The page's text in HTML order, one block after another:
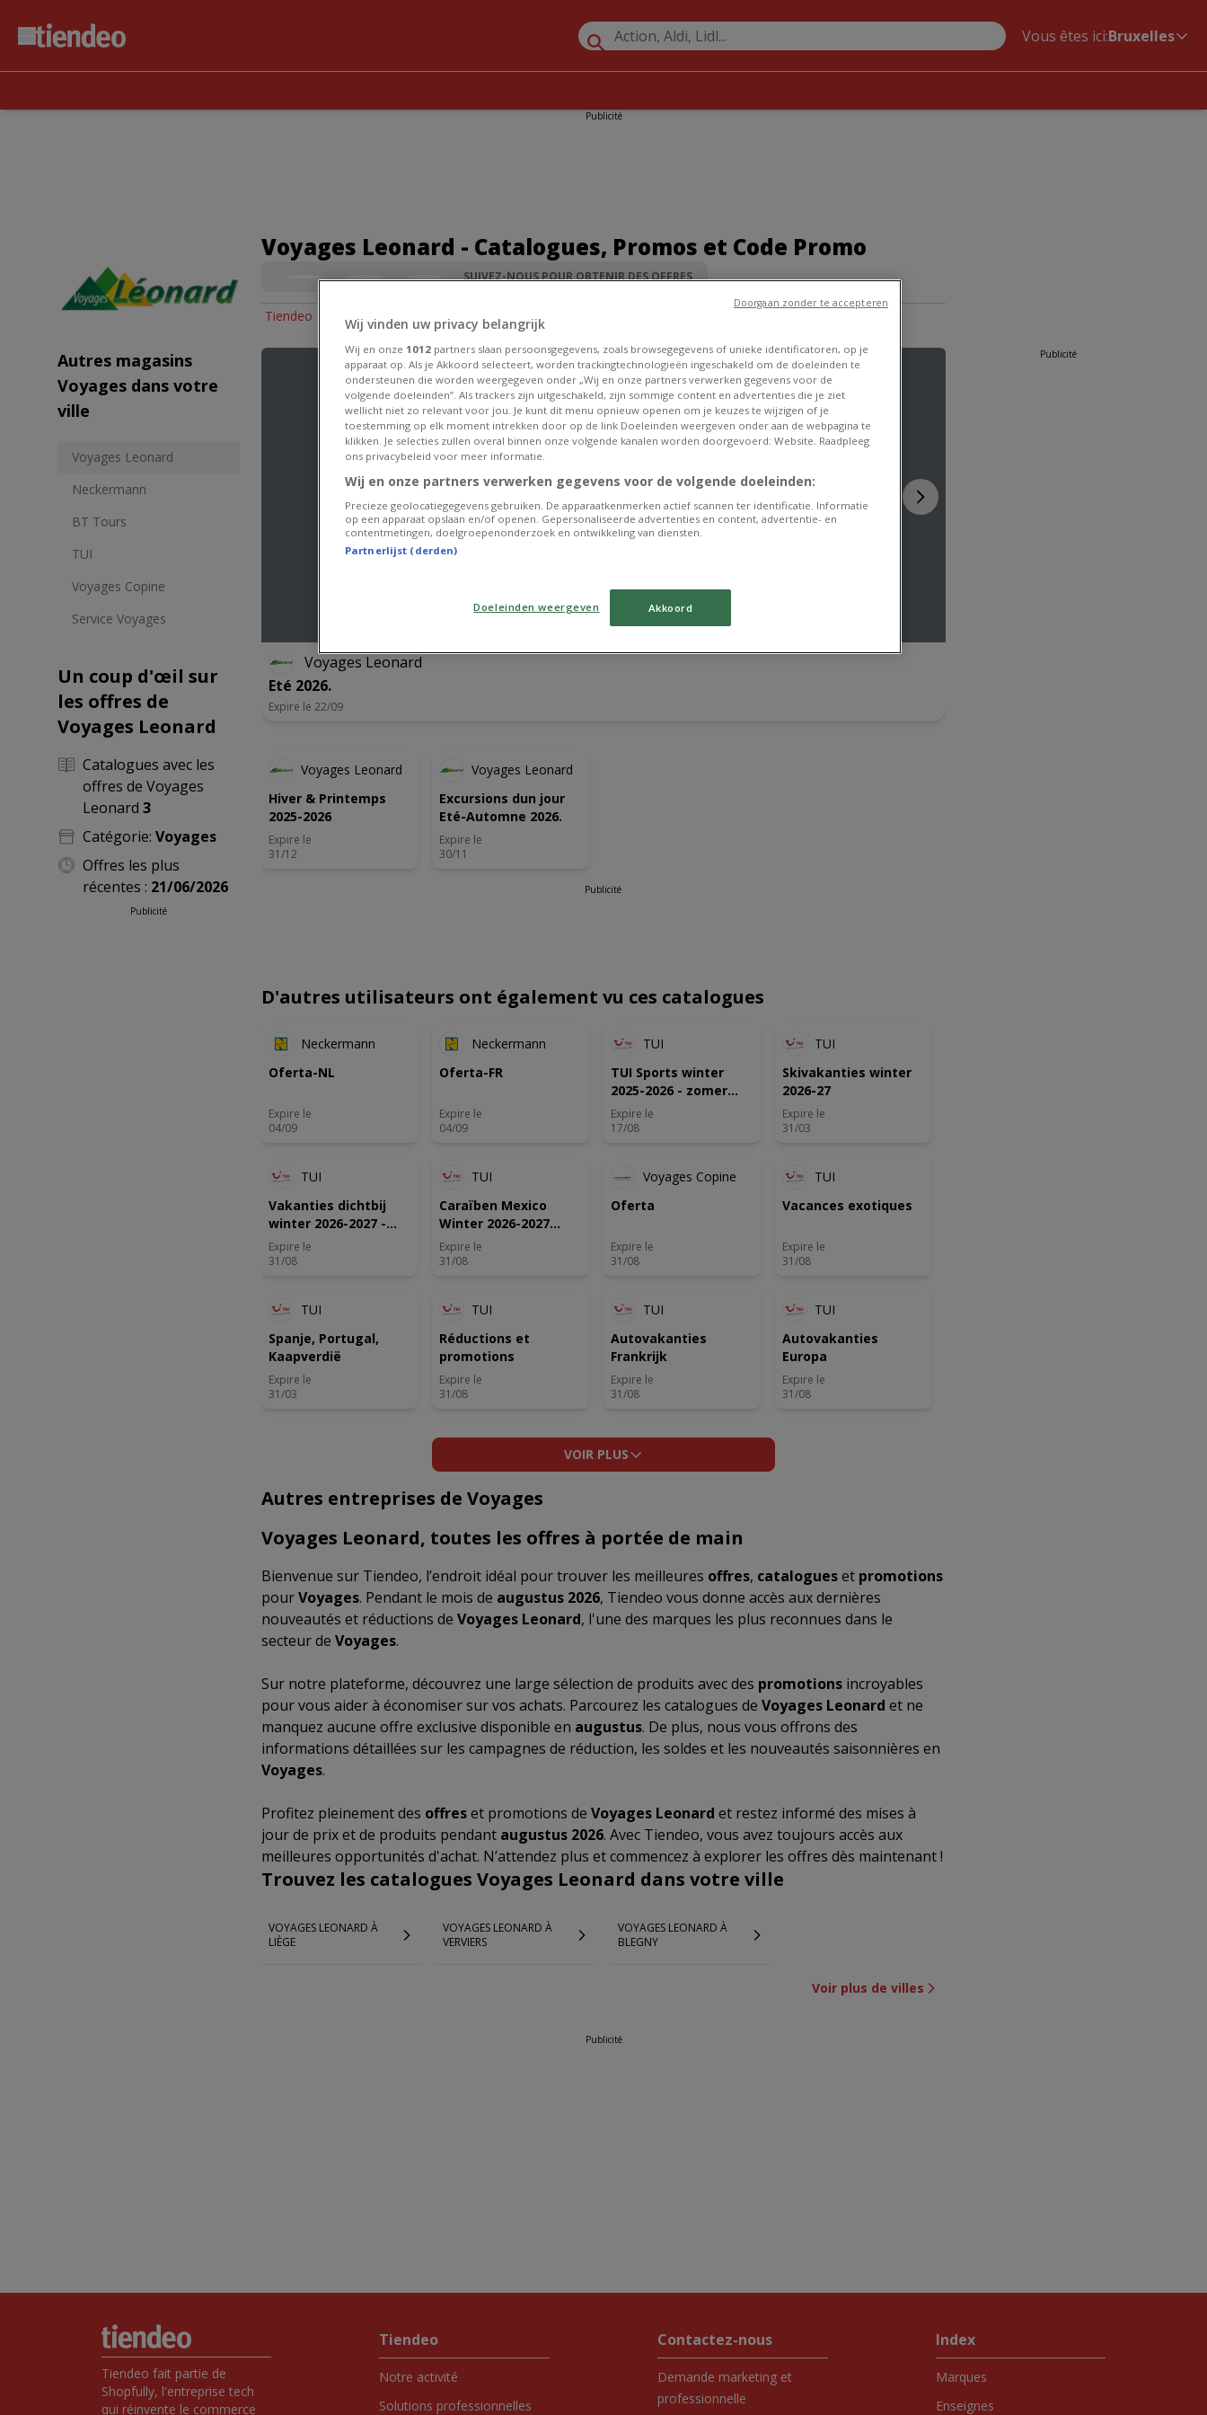
Vous êtes ici:Bruxelles
Publicité
Voyages Leonard - Catalogues, Promos et Code Promo
SUIVEZ-NOUS POUR OBTENIR DES OFFRES
Tiendeo Offres Voyages à proximité » Voyages Leonard
Autres magasins
Voyages dans votre
ville
Voyages Leonard
Neckermann
BT Tours
TUI
Voyages Copine
Service Voyages
Un coup d'œil sur
les offres de
Voyages Leonard
Catalogues avec les
offres de Voyages
Leonard 3
Catégorie: Voyages
Offres les plus
récentes : 21/06/2026
Publicité
Voyages Leonard
Eté 2026.
Expire le 22/09
Voyages Leonard
Hiver & Printemps
2025-2026
Expire le
31/12
Voyages Leonard
Excursions dun jour
Eté-Automne 2026.
Expire le
30/11
Publicité
D'autres utilisateurs ont également vu ces catalogues
Neckermann
Oferta-NL
Expire le
04/09
Neckermann
Oferta-FR
Expire le
04/09
TUI
TUI Sports winter
2025-2026 - zomer
2026
Expire le
17/08
TUI
Skivakanties winter
2026-27
Expire le
31/03
TUI
Vakanties dichtbij
winter 2026-2027 -
zomer 2027
Expire le
31/08
TUI
Caraïben Mexico
Winter 2026-2027
zomer 2027
Expire le
31/08
Voyages Copine
Oferta
Expire le
31/08
TUI
Vacances exotiques
Expire le
31/08
TUI
Spanje, Portugal,
Kaapverdië
Expire le
31/03
TUI
Réductions et
promotions
Expire le
31/08
TUI
Autovakanties
Frankrijk
Expire le
31/08
TUI
Autovakanties
Europa
Expire le
31/08
VOIR PLUS
Autres entreprises de Voyages
Voyages Leonard, toutes les offres à portée de main
Bienvenue sur Tiendeo, l’endroit idéal pour trouver les meilleures offres, catalogueset promotions
pourVoyages. Pendant le mois de augustus 2026, Tiendeo vous donne accès aux dernières
nouveautés et réductions de Voyages Leonard, l'une des marques les plus reconnues dans le
secteur de Voyages.
Sur notre plateforme, découvrez une large sélection de produits avec des promotionsincroyables
pour vous aider à économiser sur vos achats. Parcourez les catalogues de Voyages Leonard et ne
manquez aucune offre exclusive disponible en augustus. De plus, nous vous offrons des
informations détaillées sur les campagnes de réduction, les soldes et les nouveautés saisonnières en
Voyages.
Profitez pleinement des offreset promotions de Voyages Leonard et restez informé des mises à
jour de prix et de produits pendant augustus 2026. Avec Tiendeo, vous avez toujours accès aux
meilleures opportunités d'achat. N’attendez plus et commencez à explorer les offres dès maintenant !
Trouvez les catalogues Voyages Leonard dans votre ville
VOYAGES LEONARD À
LIÈGE
VOYAGES LEONARD À
VERVIERS
VOYAGES LEONARD À
BLEGNY
Voir plus de villes
Publicité
Publicité
Tiendeo fait partie de
Shopfully, l'entreprise tech
qui réinvente le commerce
Tiendeo
Notre activité
Solutions professionnelles
Contactez-nous
Demande marketing et
professionnelle
Index
Marques
Enseignes
Wij vinden uw privacy belangrijk
Wij en onze 1012 partners slaan persoonsgegevens, zoals browsegegevens of unieke identificatoren, op je
apparaat op. Als je Akkoord selecteert, worden trackingtechnologieën ingeschakeld om de doeleinden te
ondersteunen die worden weergegeven onder „Wij en onze partners verwerken gegevens voor de
volgende doeleinden”. Als trackers zijn uitgeschakeld, zijn sommige content en advertenties die je ziet
wellicht niet zo relevant voor jou. Je kunt dit menu opnieuw openen om je keuzes te wijzigen of je
toestemming op elk moment intrekken door op de link Doeleinden weergeven onder aan de webpagina te
klikken. Je selecties zullen overal binnen onze volgende kanalen worden doorgevoerd: Website. Raadpleeg
ons privacybeleid voor meer informatie.
Wij en onze partners verwerken gegevens voor de volgende doeleinden:
Precieze geolocatiegegevens gebruiken. De apparaatkenmerken actief scannen ter identificatie. Informatie
op een apparaat opslaan en/of openen. Gepersonaliseerde advertenties en content, advertentie- en
contentmetingen, doelgroepenonderzoek en ontwikkeling van diensten.
Partnerlijst (derden)
Doeleinden weergeven Akkoord
Doorgaan zonder te accepteren